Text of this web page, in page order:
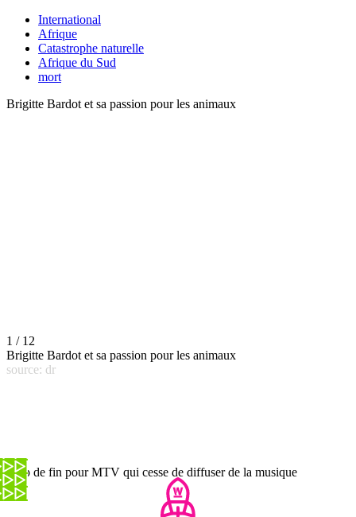
International
Afrique
Catastrophe naturelle
Afrique du Sud
mort
Brigitte Bardot et sa passion pour les animaux
1 / 12
Brigitte Bardot et sa passion pour les animaux
source: dr
Clap de fin pour MTV qui cesse de diffuser de la musique